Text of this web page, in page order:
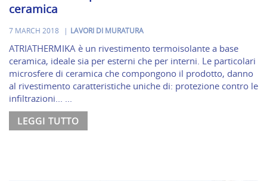
ceramica
7 MARCH 2018 LAVORI DI MURATURA
ATRIATHERMIKA è un rivestimento termoisolante a base
ceramica, ideale sia per esterni che per interni. Le particolari
microsfere di ceramica che compongono il prodotto, danno
al rivestimento caratteristiche uniche di: protezione contro le
infiltrazioni... ...
LEGGI TUTTO